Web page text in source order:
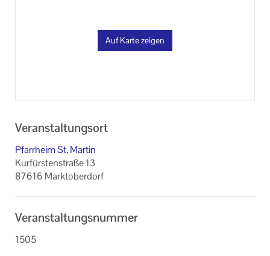
Auf Karte zeigen
Veranstaltungsort
Pfarrheim St. Martin
Kurfürstenstraße 13
87616 Marktoberdorf
Veranstaltungsnummer
1505